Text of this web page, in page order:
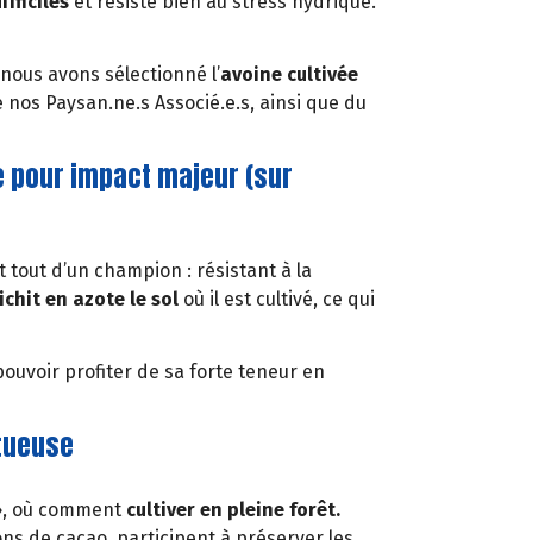
avons sélectionné l’avoine cultivée
Paysan.ne.s Associé.e.s, ainsi que du
pour impact majeur (sur
d’un champion : résistant à la
en azote le sol où il est cultivé, ce qui
profiter de sa forte teneur en
où comment cultiver en pleine forêt.